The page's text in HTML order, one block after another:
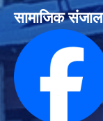
सामाजिक संजाल